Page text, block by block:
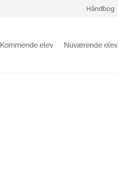
Håndbog
Kommende elev Nuværende elev